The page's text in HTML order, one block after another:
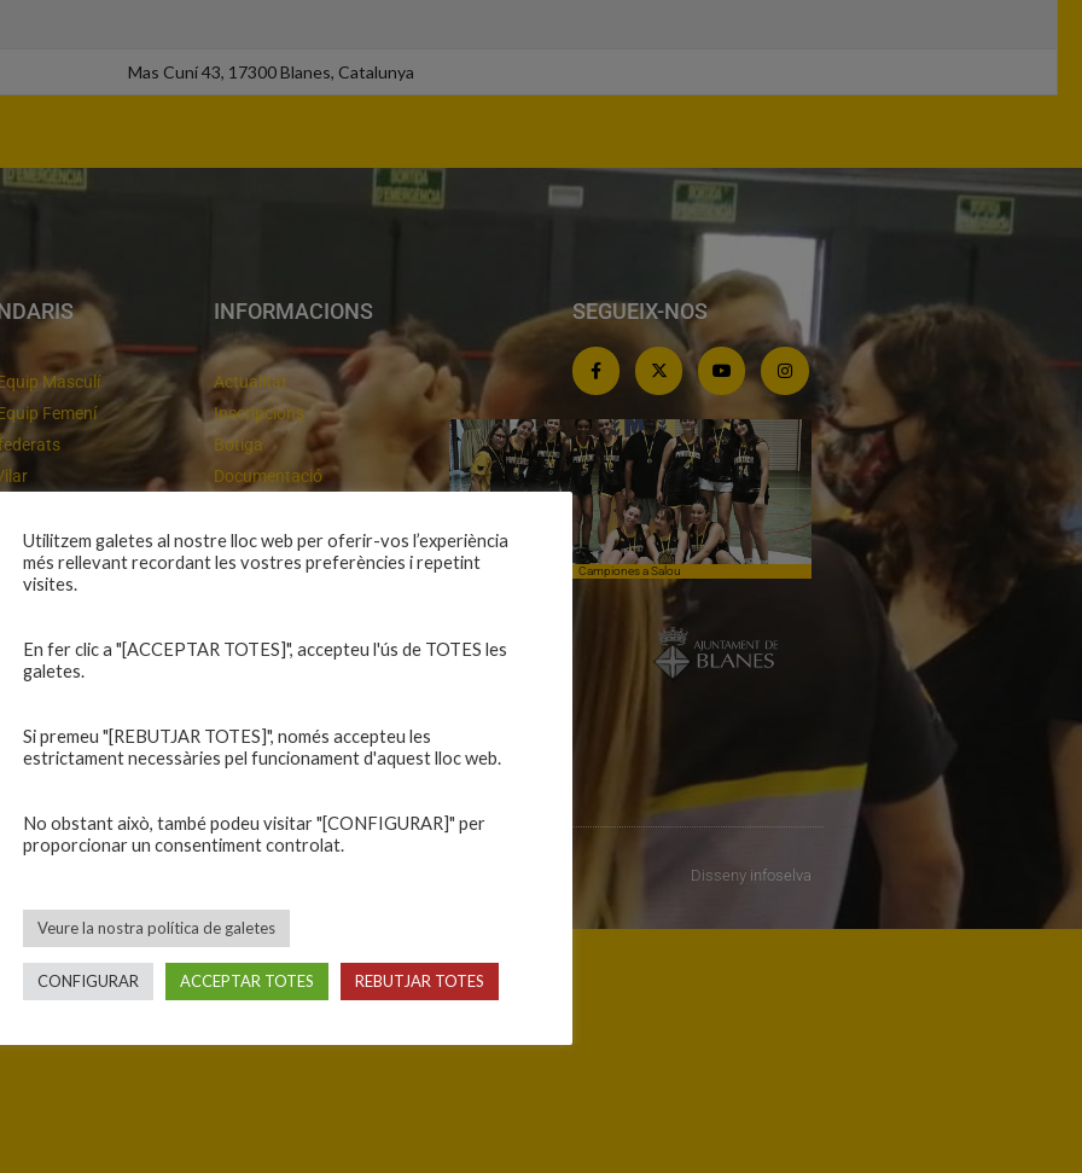
Mas Cuní 43, 17300 Blanes, Catalunya
Masculí
Femení
inferiors
casa
INFORMACIONS
Actualitat
Inscripcions
Botiga
Documentació
Intranet
Contacte
SEGUEIX-NOS
Cloenda de temporada Campiones a Salou
Disseny infoselva
Utilitzem galetes al nostre lloc web per oferir-vos l’experiència
més rellevant recordant les vostres preferències i repetint
visites.
En fer clic a "[ACCEPTAR TOTES]", accepteu l'ús de TOTES les
galetes.
Si premeu "[REBUTJAR TOTES]", només accepteu les
estrictament necessàries pel funcionament d'aquest lloc web.
No obstant això, també podeu visitar "[CONFIGURAR]" per
proporcionar un consentiment controlat.
Veure la nostra política de galetes
CONFIGURAR ACCEPTAR TOTES REBUTJAR TOTES